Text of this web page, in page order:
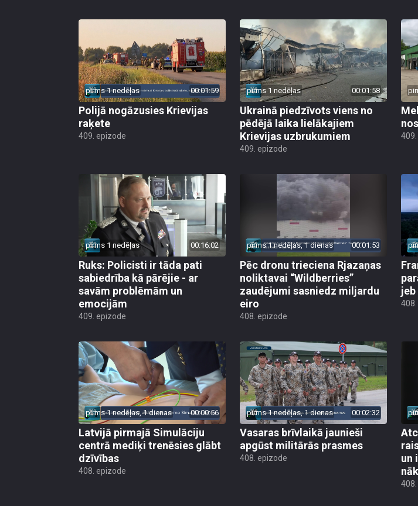
pirms 1 nedēļas 00:01:59
Polijā nogāzusies Krievijas
raķete
409. epizode
pirms 1 nedēļas 00:01:58
Ukrainā piedzīvots viens no
pēdējā laika lielākajiem
Krievijas uzbrukumiem
409. epizode
pirms 1 nedēļas 00:16:02
Ruks: Policisti ir tāda pati
sabiedrība kā pārējie - ar
savām problēmām un
emocijām
409. epizode
pirms 1 nedēļas, 1 dienas 00:01:53
Pēc dronu trieciena Rjazaņas
noliktavai “Wildberries”
zaudējumi sasniedz miljardu
eiro
408. epizode
pirms 1 nedēļas, 1 dienas 00:00:56
Latvijā pirmajā Simulāciju
centrā mediķi trenēsies glābt
dzīvības
408. epizode
pirms 1 nedēļas, 1 dienas 00:02:32
Vasaras brīvlaikā jaunieši
apgūst militārās prasmes
408. epizode
un